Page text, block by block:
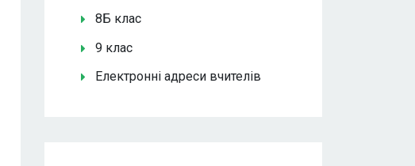
8Б клас
9 клас
Електронні адреси вчителів